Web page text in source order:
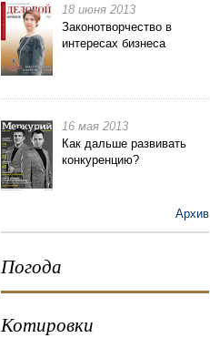
18 июня 2013
Законотворчество в
интересах бизнеса
16 мая 2013
Как дальше развивать
конкуренцию?
Архив
Погода
Котировки